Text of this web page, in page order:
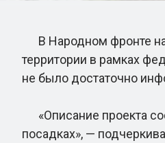
В Народном фронте
территории в рамках
не было достаточно
«Описание проекта
посадках», —